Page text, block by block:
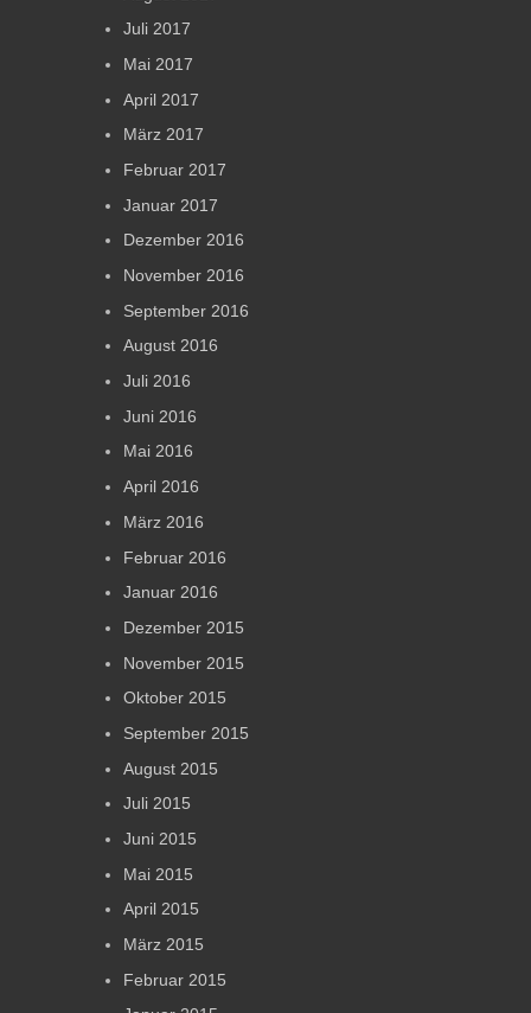
Juli 2017
Mai 2017
April 2017
März 2017
Februar 2017
Januar 2017
Dezember 2016
November 2016
September 2016
August 2016
Juli 2016
Juni 2016
Mai 2016
April 2016
März 2016
Februar 2016
Januar 2016
Dezember 2015
November 2015
Oktober 2015
September 2015
August 2015
Juli 2015
Juni 2015
Mai 2015
April 2015
März 2015
Februar 2015